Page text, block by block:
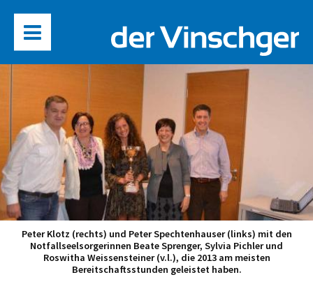
Peter Klotz (rechts) und Peter Spechtenhauser (links) mit den
Notfallseelsorgerinnen Beate Sprenger, Sylvia Pichler und
Roswitha Weissensteiner (v.l.), die 2013 am meisten
Bereitschaftsstunden geleistet haben.